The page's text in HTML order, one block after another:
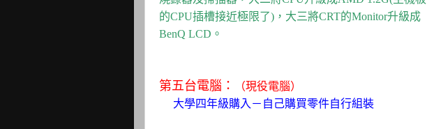
的CPU插槽接近極限了)，大三將CRT的Monitor升級成
BenQ LCD。
第五台電腦：
（現役電腦）
大學四年級購入－自己購買零件自行組裝